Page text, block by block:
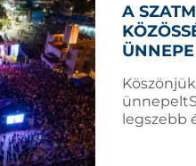
A
ÜNNEPE
legszebb